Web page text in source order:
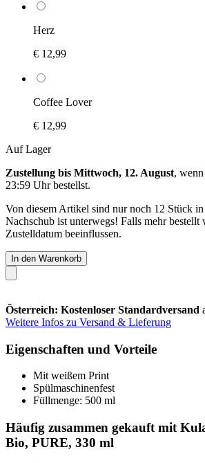
Herz
€ 12,99
Coffee Lover
€ 12,99
Auf Lager
Zustellung bis Mittwoch, 12. August,
23:59 Uhrbestellst.
Von diesem Artikel sind nur noch 12 Stück in
Nachschub ist unterwegs! Falls mehr bestellt
Zustelldatum beeinflussen.
In den Warenkorb
Österreich: Kostenloser Standardversand
Weitere Infos zu Versand & Lieferung
Eigenschaften und Vorteile
Mit weißem Print
Spülmaschinenfest
Füllmenge: 500 ml
Häufig zusammen gekauft mit
Bio, PURE, 330 ml